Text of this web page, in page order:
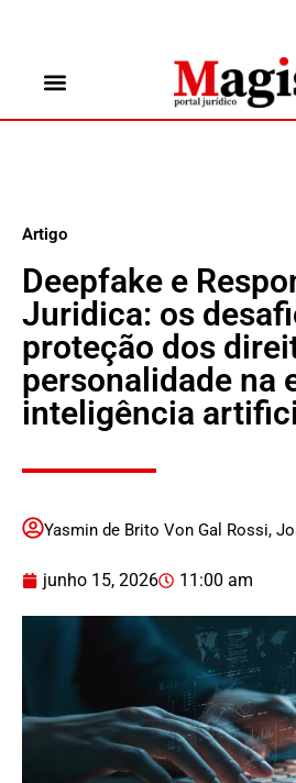
Artigo
Deepfake e
Juridica: os
proteção dos
personalidade na
inteligência
Yasmin de Brito Von Gal Rossi,
junho 15, 2026 11:00 am